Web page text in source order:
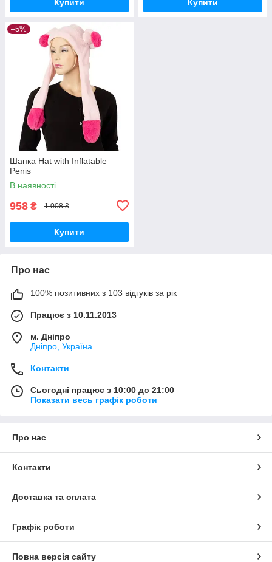
Купити Купити
–5%
Шапка Hat with Inflatable
Penis
В наявності
958 ₴ 1 008 ₴
Купити
Про нас
100% позитивних з 103 відгуків за рік
Працює з 10.11.2013
м. Дніпро
Дніпро, Україна
Контакти
Сьогодні працює з 10:00 до 21:00
Показати весь графік роботи
Про нас
Контакти
Доставка та оплата
Графік роботи
Повна версія сайту